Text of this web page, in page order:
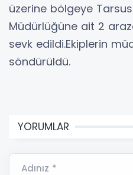
üzerine bölgeye
Müdürlüğüne ait 2
sevk edildi.Ekiplerin
söndürüldü.
YORUMLAR
Adınız *